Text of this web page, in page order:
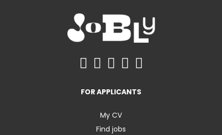
FOR APPLICANTS
My CV
Find jobs